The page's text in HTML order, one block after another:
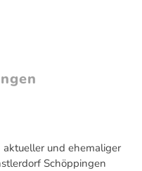
und ehemaliger
Schöppingen